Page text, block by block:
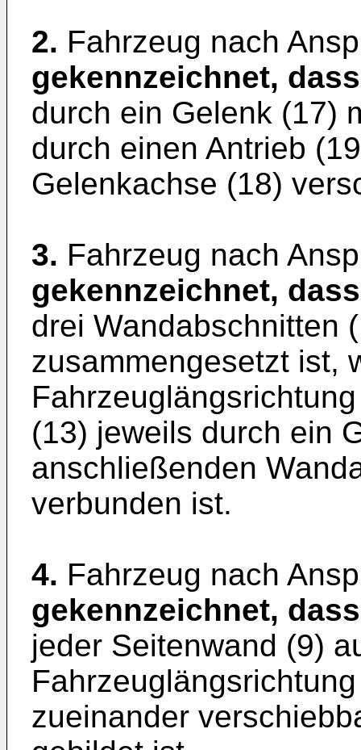
2. Fahrzeug nach
gekennzeichnet, dass
durch ein Gelenk (17)
durch einen Antrieb
Gelenkachse (18)
3. Fahrzeug nach
gekennzeichnet, dass
drei Wandabschnitten
zusammengesetzt ist,
(13) jeweils durch ein
anschließenden
verbunden ist.
4. Fahrzeug nach
gekennzeichnet, dass
jeder Seitenwand (9)
zueinander